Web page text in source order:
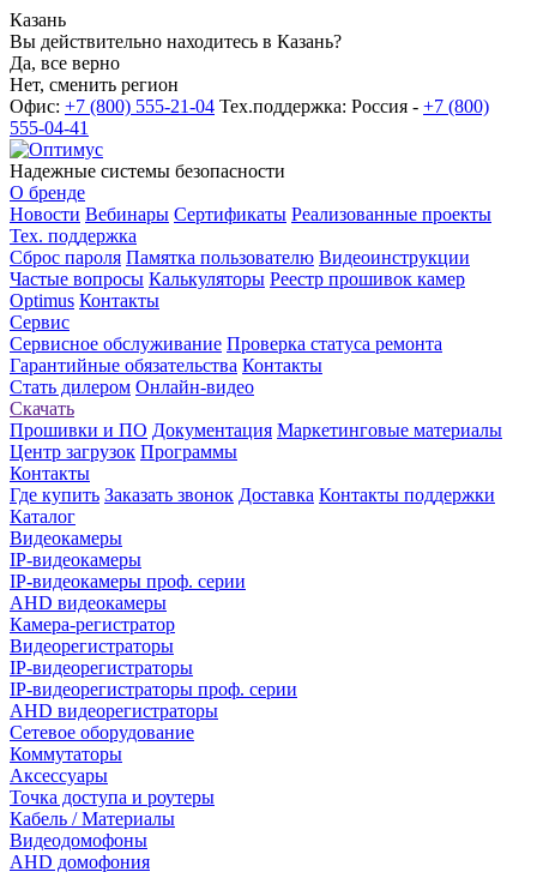
Казань
Вы действительно находитесь в Казань?
Да, все верно
Нет, сменить регион
Офис: +7 (800) 555-21-04 Тех.поддержка: Россия - +7 (800)
555-04-41
Надежные системы безопасности
О бренде
Новости Вебинары Сертификаты Реализованные проекты
Тех. поддержка
Сброс пароля Памятка пользователю Видеоинструкции
Частые вопросы Калькуляторы Реестр прошивок камер
Optimus Контакты
Сервис
Сервисное обслуживание Проверка статуса ремонта
Гарантийные обязательства Контакты
Стать дилером Онлайн-видео
Скачать
Прошивки и ПО Документация Маркетинговые материалы
Центр загрузок Программы
Контакты
Где купить Заказать звонок Доставка Контакты поддержки
Каталог
Видеокамеры
IP-видеокамеры
IP-видеокамеры проф. серии
AHD видеокамеры
Камера-регистратор
Видеорегистраторы
IP-видеорегистраторы
IP-видеорегистраторы проф. серии
AHD видеорегистраторы
Сетевое оборудование
Коммутаторы
Аксессуары
Точка доступа и роутеры
Кабель / Материалы
Видеодомофоны
AHD домофония